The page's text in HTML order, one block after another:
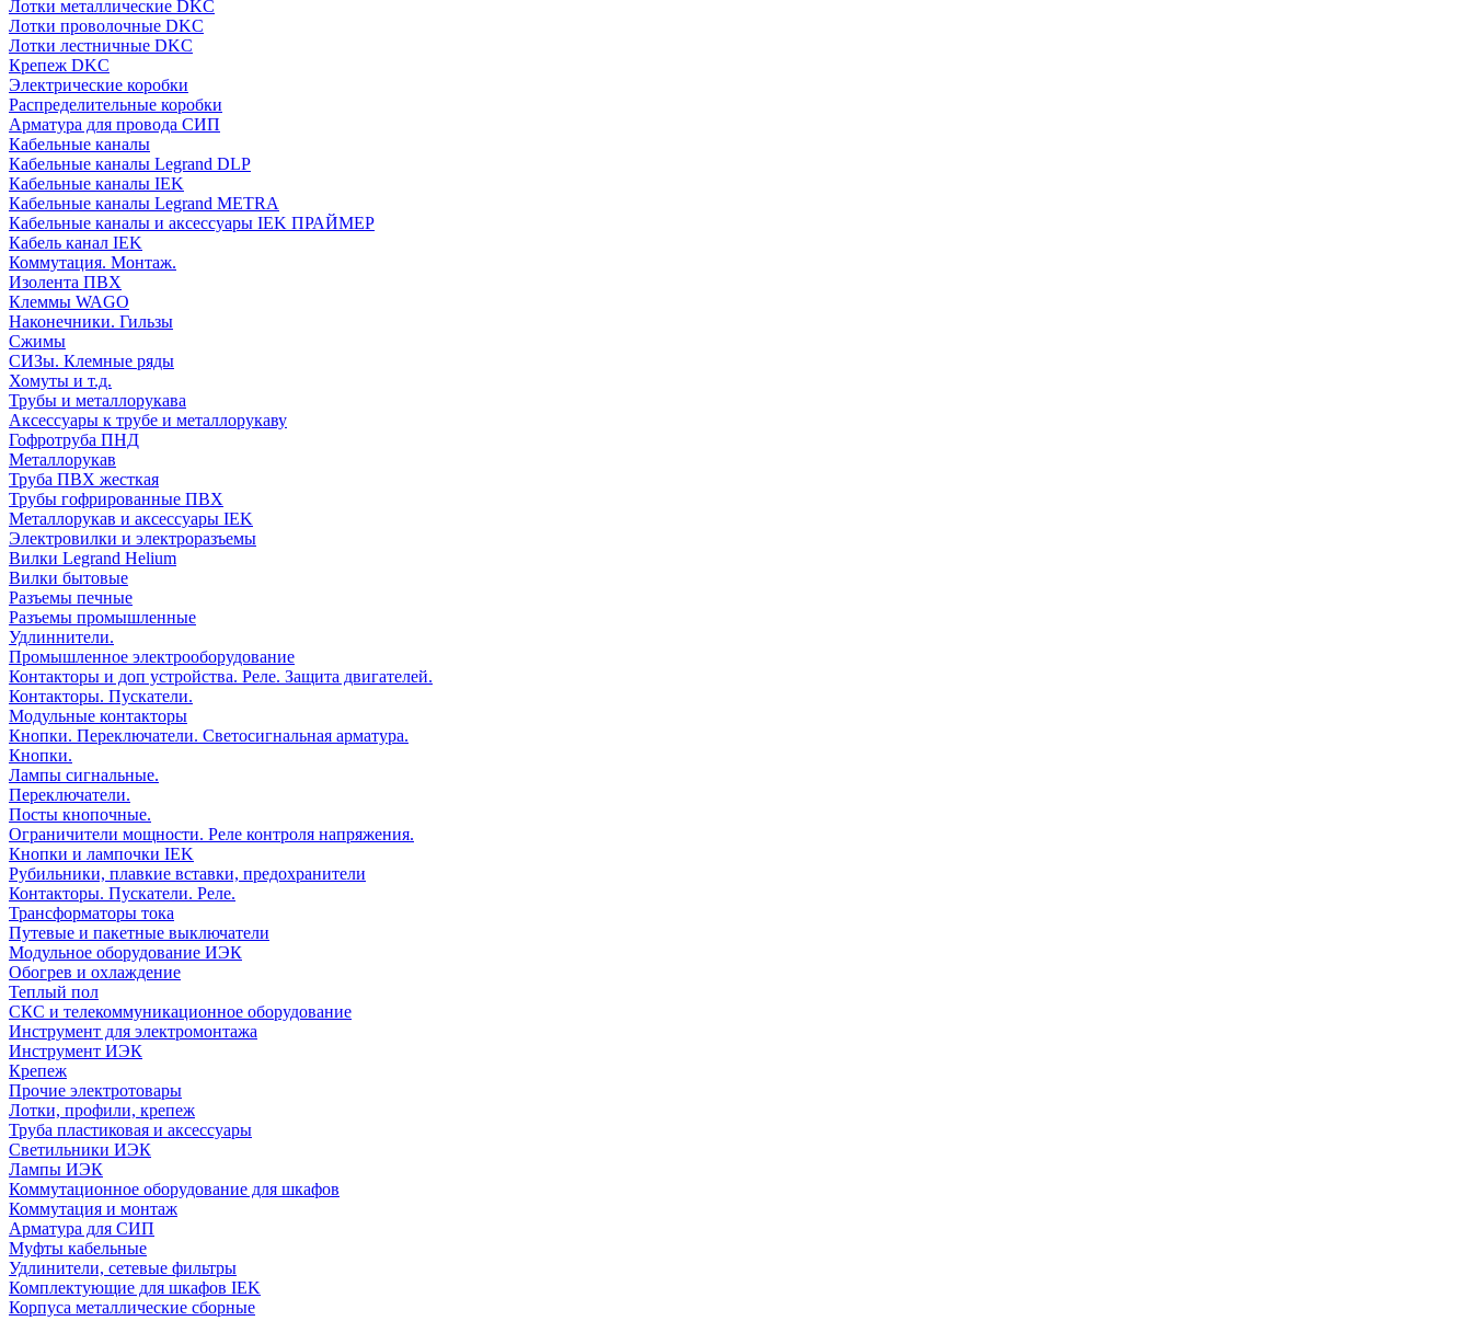
Лотки металлические DKC
Лотки проволочные DKC
Лотки лестничные DKC
Крепеж DKC
Электрические коробки
Распределительные коробки
Арматура для провода СИП
Кабельные каналы
Кабельные каналы Legrand DLP
Кабельные каналы IEK
Кабельные каналы Legrand METRA
Кабельные каналы и аксессуары IEK ПРАЙМЕР
Кабель канал IEK
Коммутация. Монтаж.
Изолента ПВХ
Клеммы WAGO
Наконечники. Гильзы
Сжимы
СИЗы. Клемные ряды
Хомуты и т.д.
Трубы и металлорукава
Аксессуары к трубе и металлорукаву
Гофротруба ПНД
Металлорукав
Труба ПВХ жесткая
Трубы гофрированные ПВХ
Металлорукав и аксессуары IEK
Электровилки и электроразъемы
Вилки Legrand Helium
Вилки бытовые
Разъемы печные
Разъемы промышленные
Удлиннители.
Промышленное электрооборудование
Контакторы и доп устройства. Реле. Защита двигателей.
Контакторы. Пускатели.
Модульные контакторы
Кнопки. Переключатели. Светосигнальная арматура.
Кнопки.
Лампы сигнальные.
Переключатели.
Посты кнопочные.
Ограничители мощности. Реле контроля напряжения.
Кнопки и лампочки IEK
Рубильники, плавкие вставки, предохранители
Контакторы. Пускатели. Реле.
Трансформаторы тока
Путевые и пакетные выключатели
Модульное оборудование ИЭК
Обогрев и охлаждение
Теплый пол
СКС и телекоммуникационное оборудование
Инструмент для электромонтажа
Инструмент ИЭК
Крепеж
Прочие электротовары
Лотки, профили, крепеж
Труба пластиковая и аксессуары
Светильники ИЭК
Лампы ИЭК
Коммутационное оборудование для шкафов
Коммутация и монтаж
Арматура для СИП
Муфты кабельные
Удлинители, сетевые фильтры
Комплектующие для шкафов IEK
Корпуса металлические сборные